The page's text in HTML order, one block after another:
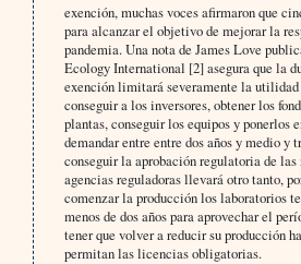
exención, muchas voces afirmaron que
para alcanzar el objetivo de mejorar la
pandemia. Una nota de James Love
Ecology International [2] asegura que la
exención limitará severamente la utilidad
conseguir a los inversores, obtener los
plantas, conseguir los equipos y ponerlos
demandar entre entre dos años y medio y
conseguir la aprobación regulatoria de las
agencias reguladoras llevará otro tanto,
comenzar la producción los laboratorios
menos de dos años para aprovechar el
tener que volver a reducir su producción
permitan las licencias obligatorias.